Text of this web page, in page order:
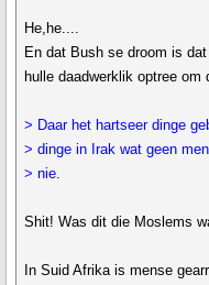
He,he....
En dat Bush se droom is
hulle daadwerklik optree om
> Daar het hartseer dinge
> dinge in Irak wat geen
> nie.
Shit! Was dit die Moslems
In Suid Afrika is mense